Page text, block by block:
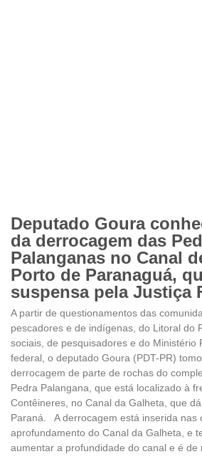
Deputado Goura
da derrocagem das
Palanganas no Canal
Porto de Paranaguá,
suspensa pela Justiça
A partir de questionamentos das
pescadores e de indígenas, do Litoral do
sociais, de pesquisadores e do Ministério
federal, o deputado Goura (PDT-PR)
derrocagem de parte de rochas do
Pedra Palangana, que está localizado à
Contêineres, no Canal da Galheta, que
Paraná. A derrocagem está inserida nas
aprofundamento do Canal da Galheta, e
aumentar a profundidade do canal e é de